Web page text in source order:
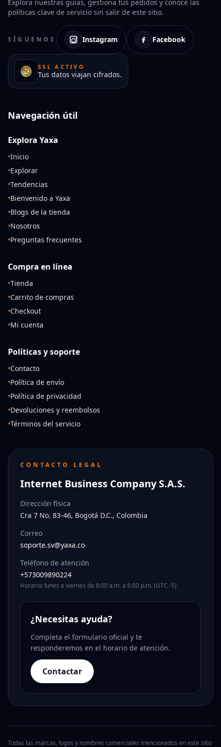
Explora nuestras guías, gestiona tus pedidos y conoce las
políticas clave de servicio sin salir de este sitio.
SÍGUENOS Instagram Facebook
SSL ACTIVO
Tus datos viajan cifrados.
Navegación útil
Explora Yaxa
•Inicio
•Explorar
•Tendencias
•Bienvenido a Yaxa
•Blogs de la tienda
•Nosotros
•Preguntas frecuentes
Compra en línea
•Tienda
•Carrito de compras
•Checkout
•Mi cuenta
Políticas y soporte
•Contacto
•Política de envío
•Política de privacidad
•Devoluciones y reembolsos
•Términos del servicio
CONTACTO LEGAL
Internet Business Company S.A.S.
Dirección física
Cra 7 No. 83-46, Bogotá D.C., Colombia
Correo
soporte.sv@yaxa.co
Teléfono de atención
+573009890224
Horario: lunes a viernes de 8:00 a.m. a 6:00 p.m. (UTC -5)
¿Necesitas ayuda?
Completa el formulario oficial y te
responderemos en el horario de atención.
Contactar
Todas las marcas, logos y nombres comerciales mencionados en este sitio